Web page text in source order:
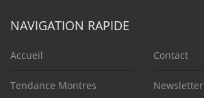
NAVIGATION RAPIDE
Accueil
Tendance Montres
Contact
Newsletter